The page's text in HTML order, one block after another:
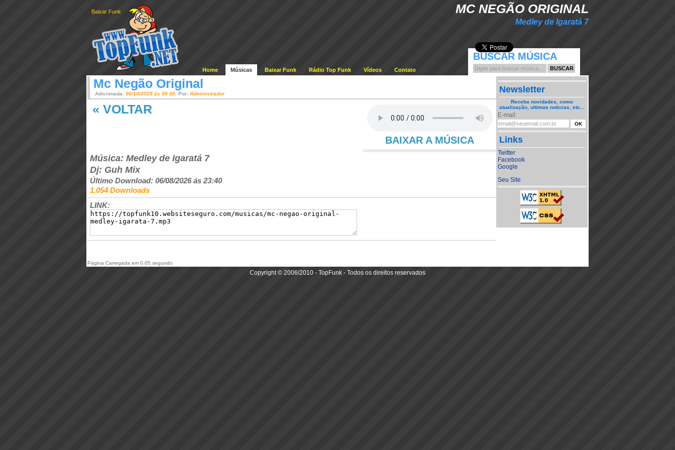
MC NEGÃO ORIGINAL
Medley de Igaratá 7
Baixar Funk
Home Músicas Baixar Funk Rádio Top Funk Vídeos Contato
BUSCAR MÚSICA
Mc Negão Original
Adicionada: 06/10/2025 ás 00:00 . Por: Administrador
BAIXAR A MÚSICA
« VOLTAR
Música: Medley de Igaratá 7
Dj: Guh Mix
Último Download: 06/08/2026 ás 23:40
1.054 Downloads
LINK:
Newsletter
Receba novidades, como
atualização, ultimas noticias, etc...
E-mail:
Links
Twitter
Facebook
Google
Seu Site
Página Carregada em 0.05 segundo
Copyright © 2006/2010 - TopFunk - Todos os direitos reservados